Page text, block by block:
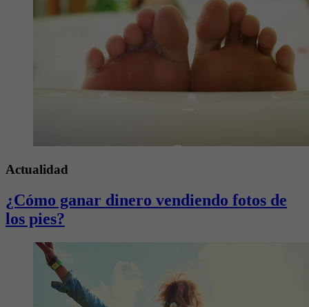
Actualidad
¿Cómo ganar dinero vendiendo fotos de
los pies?